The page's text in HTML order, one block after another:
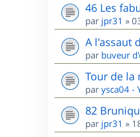
46 Les
par jpr31 »
A l'assaut
par buveur
Tour de la
par ysca04 -
82
par jpr31 »